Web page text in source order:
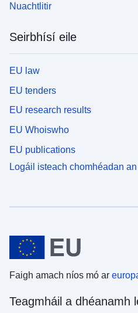
Nuachtlitir
Seirbhísí eile
EU law
EU tenders
EU research results
EU Whoiswho
EU publications
Logáil isteach chomhéadan
Faigh amach níos mó ar
Teagmháil a dhéanamh